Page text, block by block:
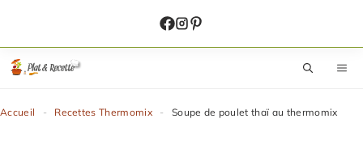
contenu
Accueil - Recettes Thermomix - Soupe de poulet thaï au thermomix